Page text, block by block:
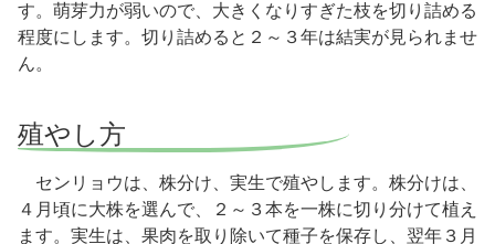
す。萌芽力が弱いので、大きくなりすぎた枝を切り詰める
程度にします。切り詰めると２～３年は結実が見られませ
ん。
殖やし方
センリョウは、株分け、実生で殖やします。株分けは、
４月頃に大株を選んで、２～３本を一株に切り分けて植え
ます。実生は、果肉を取り除いて種子を保存し、翌年３月